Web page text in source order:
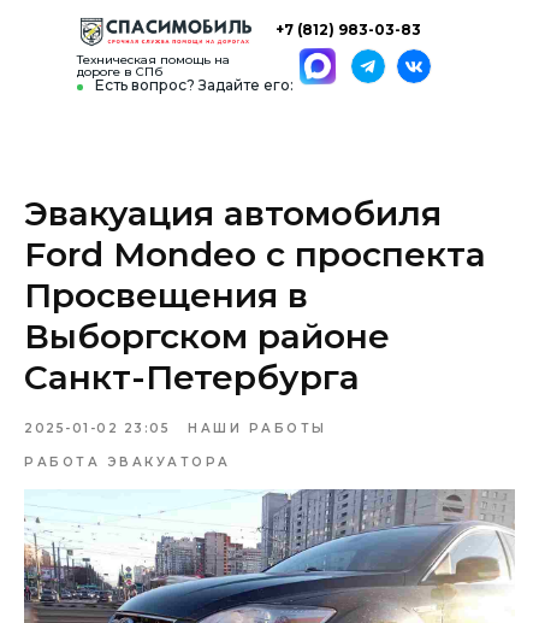
Есть вопрос? Задайте его:
+7 (812) 983-03-83
Техническая помощь на
дороге в СПб
Эвакуация автомобиля
Ford Mondeo с проспекта
Просвещения в
Выборгском районе
Санкт-Петербурга
2025-01-02 23:05 НАШИ РАБОТЫ
РАБОТА ЭВАКУАТОРА